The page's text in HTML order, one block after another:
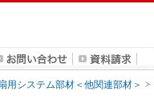
用システム部材＜他関連部材＞